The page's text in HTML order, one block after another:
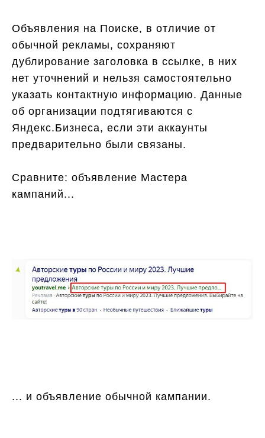
Объявления на Поиске, в отличие от
обычной рекламы, сохраняют
дублирование заголовка в ссылке, в них
нет уточнений и нельзя самостоятельно
указать контактную информацию. Данные
об организации подтягиваются с
Яндекс.Бизнеса, если эти аккаунты
предварительно были связаны.
Сравните: объявление Мастера
кампаний...
... и объявление обычной кампании.